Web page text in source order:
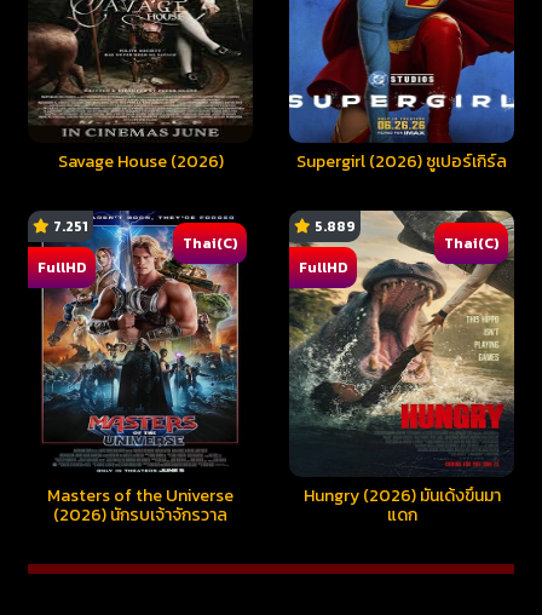
Savage House (2026) Supergirl (2026) ซูเปอร์เกิร์ล
7.251
FullHD
Thai(C)
Masters of the Universe
(2026) นักรบเจ้าจักรวาล
5.889
FullHD
Thai(C)
Hungry (2026) มันเด้งขึ้นมา
แดก